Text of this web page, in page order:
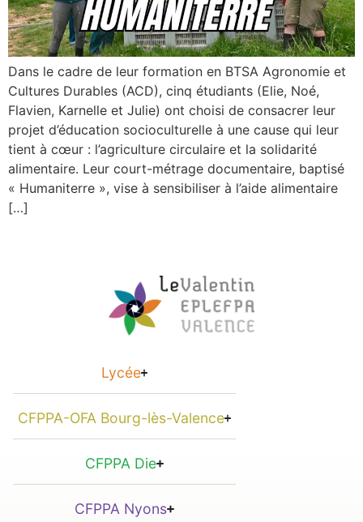
Dans le cadre de leur formation en BTSA Agronomie et
Cultures Durables (ACD), cinq étudiants (Elie, Noé,
Flavien, Karnelle et Julie) ont choisi de consacrer leur
projet d’éducation socioculturelle à une cause qui leur
tient à cœur : l’agriculture circulaire et la solidarité
alimentaire. Leur court-métrage documentaire, baptisé
« Humaniterre », vise à sensibiliser à l’aide alimentaire
[…]
Lycée
CFPPA-OFA Bourg-lès-Valence
CFPPA Die
CFPPA Nyons